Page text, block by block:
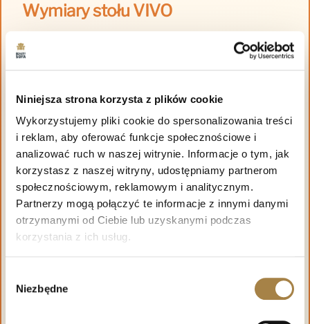
Niniejsza strona korzysta z plików cookie
Wykorzystujemy pliki cookie do spersonalizowania treści
i reklam, aby oferować funkcje społecznościowe i
analizować ruch w naszej witrynie. Informacje o tym, jak
korzystasz z naszej witryny, udostępniamy partnerom
społecznościowym, reklamowym i analitycznym.
Partnerzy mogą połączyć te informacje z innymi danymi
otrzymanymi od Ciebie lub uzyskanymi podczas
korzystania z ich usług.
zgody
Niezbędne
Wymiary stołu VIVO
Stół dostępny jest w dwóch rozmiarach, dzięki
czemu łatwo dopasujesz go do wielkości
160 cm: 160–260 × 90 × 76 cm
Dwie dodatkowe wkładki po 50 cm pozwalają
wygodnie zwiększyć powierzchnię użytkową stołu.